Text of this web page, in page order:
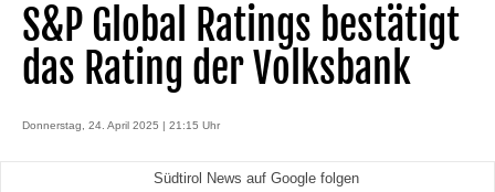
S&P Global Ratings bestätigt
das Rating der Volksbank
Donnerstag, 24. April 2025 | 21:15 Uhr
Südtirol News auf Google folgen